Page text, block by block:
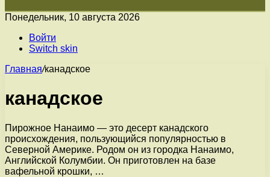
Понедельник, 10 августа 2026
Войти
Switch skin
Главная/канадское
канадское
Пирожное Нанаимо — это десерт канадского
происхождения, пользующийся популярностью в
Северной Америке. Родом он из городка Нанаимо,
Английской Колумбии. Он приготовлен на базе
вафельной крошки, …